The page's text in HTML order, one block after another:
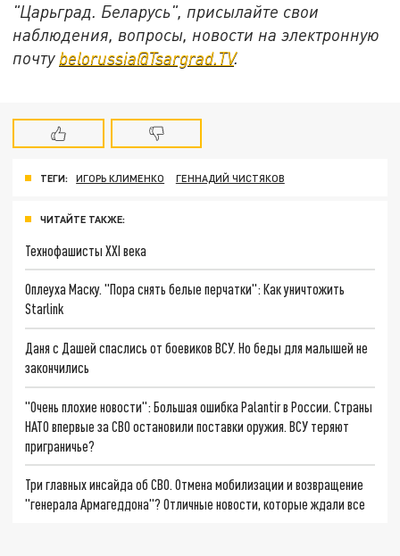
"Царьград. Беларусь", присылайте свои
наблюдения, вопросы, новости на электронную
почту belorussia@Tsargrad.TV.
ТЕГИ: ИГОРЬ КЛИМЕНКО ГЕННАДИЙ ЧИСТЯКОВ
ЧИТАЙТЕ ТАКЖЕ:
Технофашисты XXI века
Оплеуха Маску. "Пора снять белые перчатки": Как уничтожить
Starlink
Даня с Дашей спаслись от боевиков ВСУ. Но беды для малышей не
закончились
"Очень плохие новости": Большая ошибка Palantir в России. Страны
НАТО впервые за СВО остановили поставки оружия. ВСУ теряют
приграничье?
Три главных инсайда об СВО. Отмена мобилизации и возвращение
"генерала Армагеддона"? Отличные новости, которые ждали все